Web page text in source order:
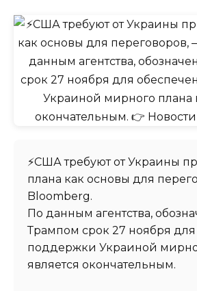
⚡️США требуют от Украины
плана как основы для
Bloomberg.
По данным агентства,
Трампом срок 27 ноября
поддержки Украиной
является окончательным.